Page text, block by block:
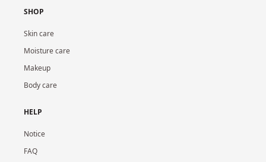
SHOP
Skin care
Moisture care
Makeup
Body care
HELP
Notice
FAQ